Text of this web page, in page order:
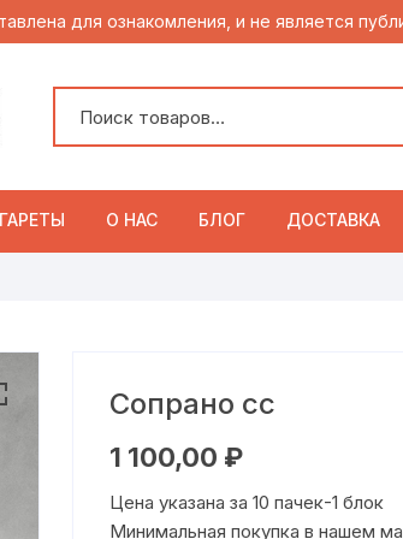
для ознакомления, и не является
О НАС БЛОГ ДОСТАВКА
Сопрано сс
1 100,00 ₽
Цена указана за 10 пачек-1 блок
Минимальная покупка в нашем